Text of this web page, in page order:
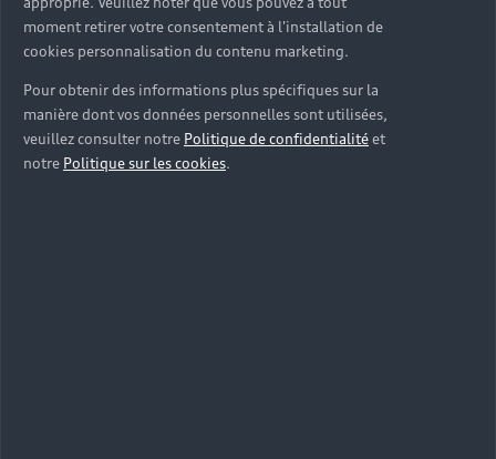
moment retirer votre consentement à l'installation de
cookies personnalisation du contenu marketing.
Pour obtenir des informations plus spécifiques sur la
manière dont vos données personnelles sont utilisées,
veuillez consulter notre Politique de confidentialitéet
notre Politique sur les cookies.